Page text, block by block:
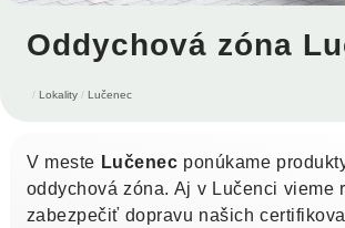
Oddychová zóna
Lokality Lučenec
V meste Lučenec ponúkame
oddychová zóna. Aj v Lučenci vieme
zabezpečiť dopravu našich